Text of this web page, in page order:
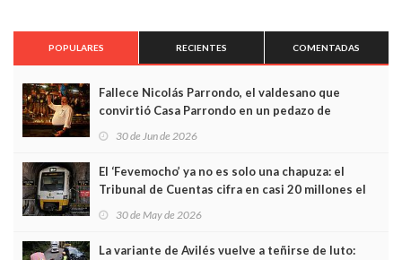
POPULARES RECIENTES COMENTADAS
Fallece Nicolás Parrondo, el valdesano que
convirtió Casa Parrondo en un pedazo de
Asturias en Madrid
30 de Jun de 2026
El ‘Fevemocho’ ya no es solo una chapuza: el
Tribunal de Cuentas cifra en casi 20 millones el
sobrecoste de los trenes que no cabían por los
30 de May de 2026
La variante de Avilés vuelve a teñirse de luto: